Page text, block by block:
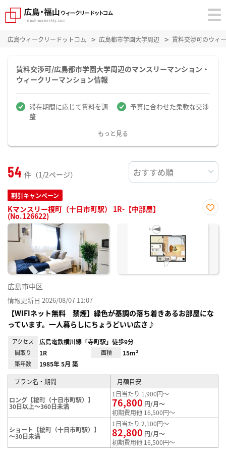
広島ウィークリードットコム 広島都市学園大学周辺 賃料交渉可のウィ
賃料交渉可/広島都市学園大学周辺のマンスリーマンション・
ウィークリーマンション情報
滞在期間に応じて賃料を調
整
予算に合わせた柔軟な交渉
もっと見る
54 件（1/2ページ）
割引キャンペーン
Kマンスリー榎町（十日市町駅） 1R-【中部屋】
(No.126622)
に入
広島市中区
情報更新日 2026/08/07 11:07
【WIFIネット無料 禁煙】緑色が基調の落ち着きあるお部屋にな
っています。一人暮らしにちょうどいい広さ♪
アクセス 広島電鉄横川線「寺町駅」徒歩9分
間取り 1R 面積 15m²
築年数 1985年 5月 築
プラン名・期間 月額目安
ロング【榎町（十日市町駅）】
30日以上～360日未満
1日当たり 1,900円～
76,800 円/月～
初期費用他 16,500円～
ショート【榎町（十日市町駅）】
～30日未満
1日当たり 2,100円～
82,800 円/月～
初期費用他 16,500円～